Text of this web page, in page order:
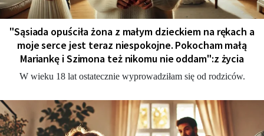
"Sąsiada opuściła żona z małym dzieckiem na rękach a
moje serce jest teraz niespokojne. Pokocham małą
Mariankę i Szimona też nikomu nie oddam":z życia
W wieku 18 lat ostatecznie wyprowadziłam się od rodziców.